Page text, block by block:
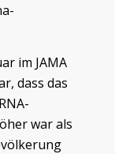
im JAMA
dass das
war als